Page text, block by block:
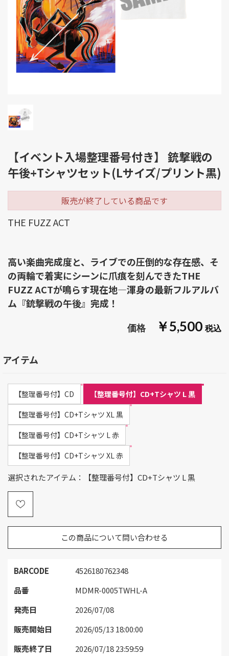
【イベント入場整理番号付き】 銃撃戦の
午後+Tシャツセット(Lサイズ/プリント黒)
￥5,500
BARCODE
4526180762348
品番
MDMR-0005TWHL-A
発売日
2026/07/08
販売開始日
2026/05/13 18:00:00
販売終了日
2026/07/18 23:59:59
アイテム
【整理番号付】CD
【整理番号付】CD+Tシャツ L 黒
【整理番号付】CD+Tシャツ XL 黒
【整理番号付】CD+Tシャツ L 赤
【整理番号付】CD+Tシャツ XL 赤
選択されたアイテム：【整理番号付】CD+Tシャツ L 黒
販売が終了している商品です
この商品について問い合わせる
THE FUZZ ACT
高い楽曲完成度と、ライブでの圧倒的な存在感、そ
の両輪で着実にシーンに爪痕を刻んできたTHE
FUZZ ACTが鳴らす現在地―渾身の最新フルアルバ
ム『銃撃戦の午後』完成！